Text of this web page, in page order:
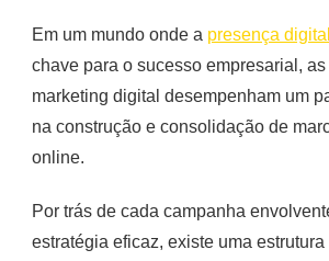
Em um mundo onde a presença digital
chave para o sucesso empresarial,
marketing digital desempenham um
na construção e consolidação de
online.
Por trás de cada campanha
estratégia eficaz, existe uma estrutura